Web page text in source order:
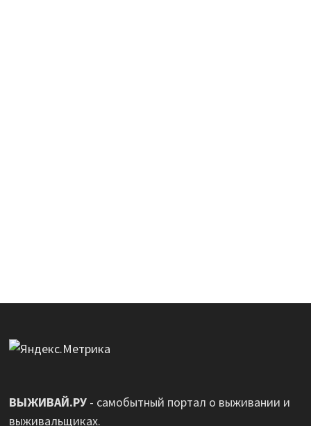
ВЫЖИВАЙ.РУ- самобытный портал о выживании и
выживальщиках.